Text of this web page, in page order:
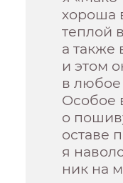
хороша
теплой
а также
и этом
в любое
Особое
о
оставе
я
ник на